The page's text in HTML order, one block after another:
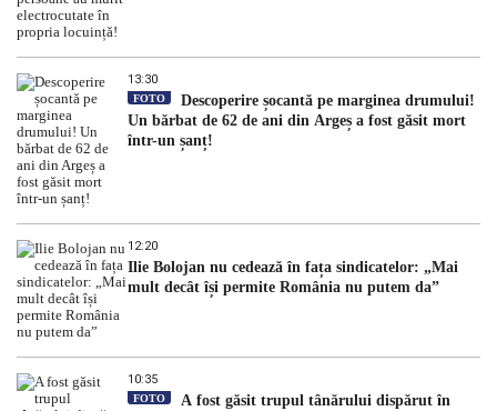
13:30
FOTO
Descoperire șocantă pe marginea drumului!
Un bărbat de 62 de ani din Argeș a fost găsit mort
într-un șanț!
12:20
Ilie Bolojan nu cedează în fața sindicatelor: „Mai
mult decât își permite România nu putem da”
10:35
FOTO
A fost găsit trupul tânărului dispărut în